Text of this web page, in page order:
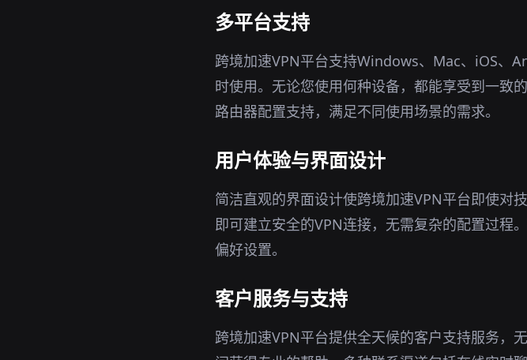
多平台支持
跨境加速VPN平台支持Windows、Mac、iOS、
时使用。无论您使用何种设备，都能享受到一致
路由器配置支持，满足不同使用场景的需求。
用户体验与界面设计
简洁直观的界面设计使跨境加速VPN平台即使对
即可建立安全的VPN连接，无需复杂的配置过程
偏好设置。
客户服务与支持
跨境加速VPN平台提供全天候的客户支持服务，